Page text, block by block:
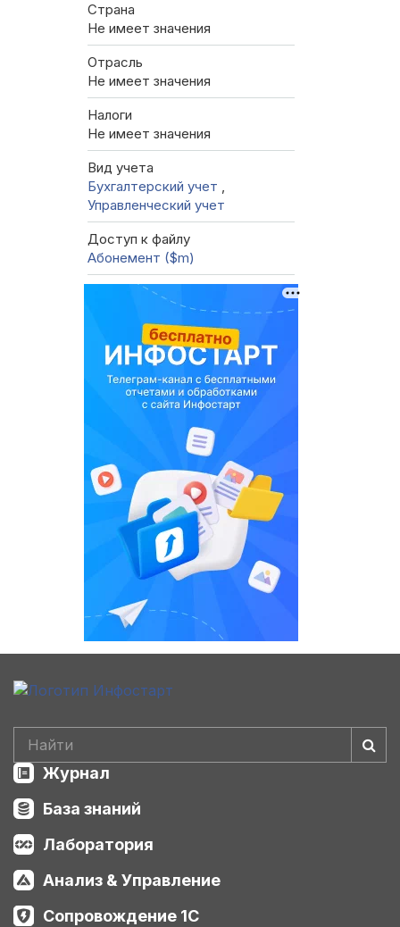
Страна
Не имеет значения
Отрасль
Не имеет значения
Налоги
Не имеет значения
Вид учета
Бухгалтерский учет ,
Управленческий учет
Доступ к файлу
Абонемент ($m)
Журнал
База знаний
Лаборатория
Анализ & Управление
Сопровождение 1С